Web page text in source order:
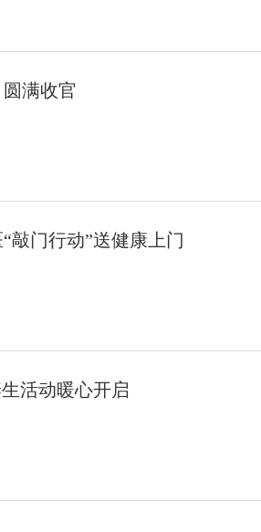
满收官
敲门行动”送健康上门
活动暖心开启